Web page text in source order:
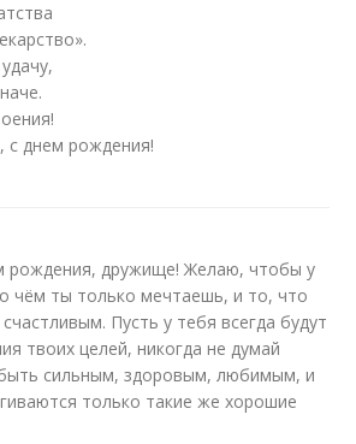
днем рождения!
рождения, дружище! Желаю, чтобы у
чём ты только мечтаешь, и то, что
Пусть у тебя всегда будут
твоих целей, никогда не думай
сильным, здоровым, любимым, и
только такие же хорошие